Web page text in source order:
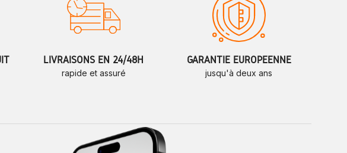
LIVRAISONS EN 24/48H
rapide et assuré
GARANTIE EUROPÉENNE
jusqu'à deux ans